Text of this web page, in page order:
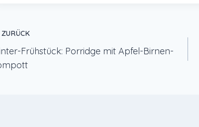
ZURÜCK
Frühstück: Porridge mit Apfel-Birnen-